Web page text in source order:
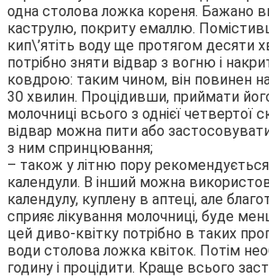
одна столова ложка кореня. Бажано
каструлю, покриту емаллю.
кип\’ятіть воду ще протягом десяти
потрібно зняти відвар з вогню і
ковдрою: таким чином, він повинен
30 хвилин. Процідивши, приймати
молочниці всього з однієї четвертої
відвар можна пити або
з ним спринцювання;
– також у літню пору рекомендується
календули. В інший можна
календулу, куплену в аптеці, але
сприяє лікування молочниці, буде
цей диво-квітку потрібно в таких
води столова ложка квіток. Потім
годину і процідити. Краще всього